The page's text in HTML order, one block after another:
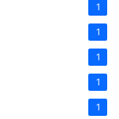
1
1
1
1
1